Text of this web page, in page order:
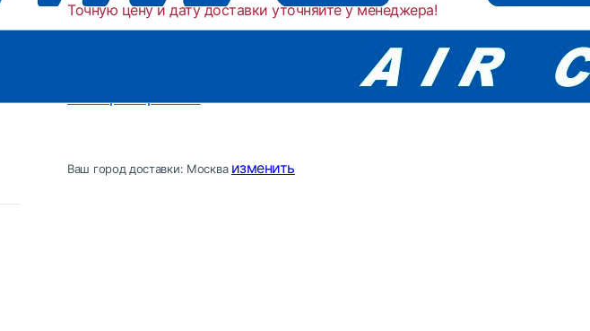
Точную цену и дату доставки уточняйте у менеджера!
ABAC
Италия
Все характеристики
Ваш город доставки: Москва изменить